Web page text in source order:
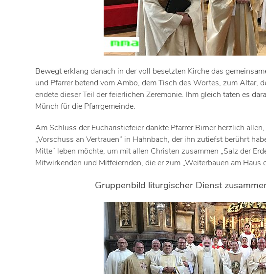
Bewegt erklang danach in der voll besetzten Kirche das
und Pfarrer betend vom Ambo, dem Tisch des Wortes, zum Altar,
endete dieser Teil der feierlichen Zeremonie. Ihm gleich taten es
Münch für die Pfarrgemeinde.
Am Schluss der Eucharistiefeier dankte Pfarrer Birner herzlich
„Vorschuss an Vertrauen“ in Hahnbach, der ihn zutiefst berührt
Mitte“ leben möchte, um mit allen Christen zusammen „Salz der
Mitwirkenden und Mitfeiernden, die er zum „Weiterbauen am
Gruppenbild liturgischer Dienst